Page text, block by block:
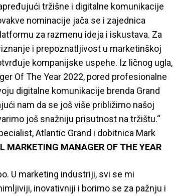
tržišne i digitalne komunikacije
nominacije jača se i zajednica
za razmenu ideja i iskustava. Za
i prepoznatljivost u marketinškoj
kompanijske uspehe. Iz ličnog ugla,
Of The Year 2022, pored profesionalne
digitalne komunikacije brenda Grand
nam da se još više približimo našoj
još snažniju prisutnost na tržištu.“
Atlantic Grand i dobitnica Mark
MARKETING MANAGER OF THE YEAR
U marketing industriji, svi se mi
inovativniji i borimo se za pažnju i